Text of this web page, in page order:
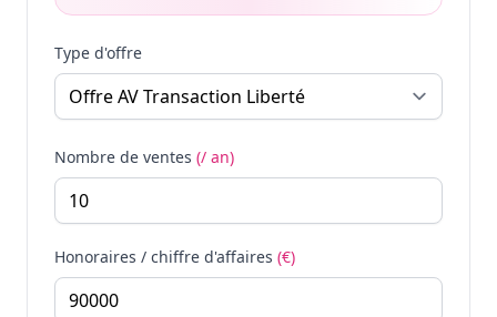
Type d'offre
Nombre de ventes (/ an)
Honoraires / chiffre d'affaires (€)